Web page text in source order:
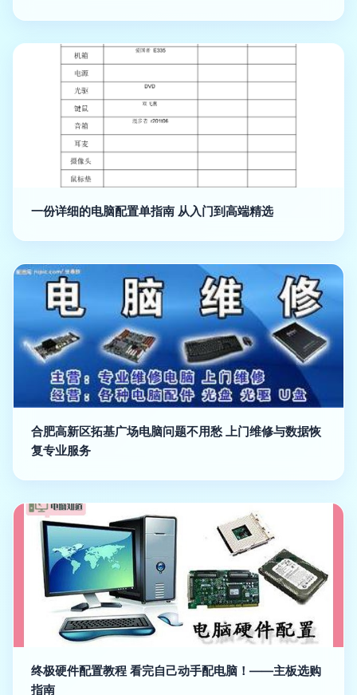
一份详细的电脑配置单指南 从入门到高端精选
合肥高新区拓基广场电脑问题不用愁 上门维修与数据恢
复专业服务
终极硬件配置教程 看完自己动手配电脑！——主板选购
指南